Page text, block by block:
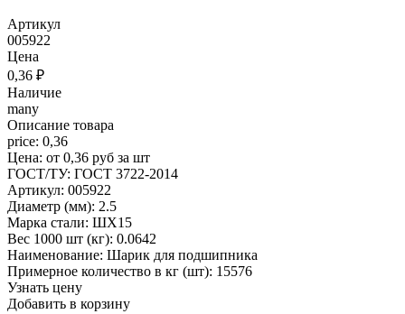
Артикул
005922
Цена
0,36 ₽
Наличие
many
Описание товара
price: 0,36
Цена: от 0,36 руб за шт
ГОСТ/ТУ: ГОСТ 3722-2014
Артикул: 005922
Диаметр (мм): 2.5
Марка стали: ШХ15
Вес 1000 шт (кг): 0.0642
Наименование: Шарик для подшипника
Примерное количество в кг (шт): 15576
Узнать цену
Добавить в корзину